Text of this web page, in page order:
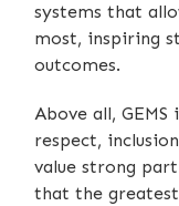
systems that
most, inspiring
outcomes.
Above all,
respect,
value strong
that the greatest